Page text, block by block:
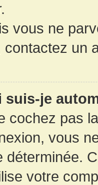
vous ne
contactez un
suis-je
cochez pas
vous
déterminée.
votre